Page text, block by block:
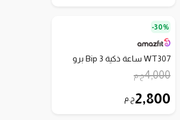
30%-
WT307 ساعة ذكية Bip 3 برو
4,000ج.م
2,800ج.م